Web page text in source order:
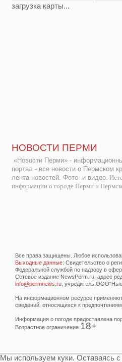
загрузка карты...
НОВОСТИ ПЕРМИ
«Новости Перми» -
портал - все новости о Пермском
лента новостей. Фото- и видео.
информации о городе Перми и
Все права защищены. Любое
Выходные данные: Свидетельство о
Федеральной службой по надзору в
Сетевое издание NewsPerm.ru, адрес
info@permnews.ru ,
На информационном ресурсе
сведений, относящихся к
Информация о погоде предоставлена
Возрастное ограничение 18+
Мы используем куки. Оставаясь